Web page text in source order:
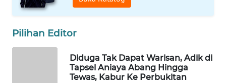
Pilihan Editor
Diduga Tak Dapat Warisan, Adik di
Tapsel Aniaya Abang Hingga
Tewas, Kabur Ke Perbukitan
ID
MAWAKA